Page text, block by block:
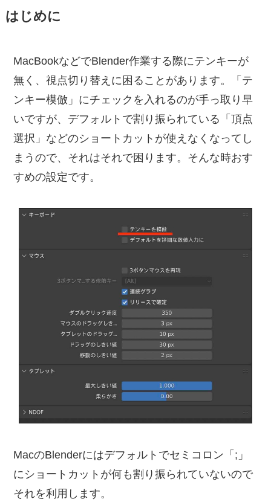
はじめに
MacBookなどでBlender作業する際にテンキーが
無く、視点切り替えに困ることがあります。「テ
ンキー模倣」にチェックを入れるのが手っ取り早
いですが、デフォルトで割り振られている「頂点
選択」などのショートカットが使えなくなってし
まうので、それはそれで困ります。そんな時おす
すめの設定です。
MacのBlenderにはデフォルトでセミコロン「;」
にショートカットが何も割り振られていないので
それを利用します。